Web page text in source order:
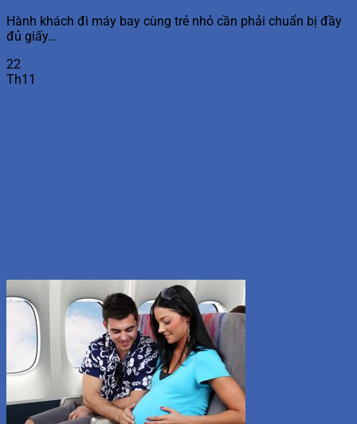
Hành khách đi máy bay cùng trẻ nhỏ cần phải chuẩn bị đầy
đủ giấy...
22
Th11